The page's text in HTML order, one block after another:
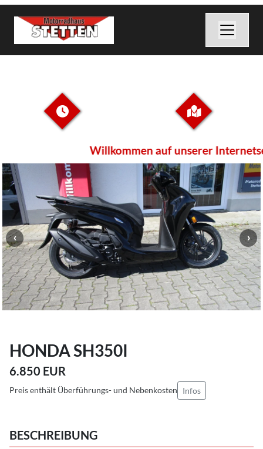
Willkommen auf unserer
HONDA SH350I
6.850 EUR
Preis enthält Überführungs- und Nebenkosten Infos
BESCHREIBUNG